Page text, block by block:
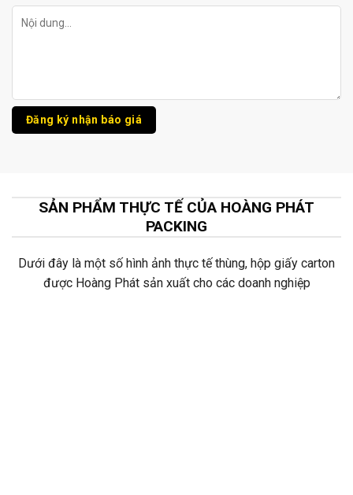
SẢN PHẨM THỰC TẾ CỦA HOÀNG PHÁT
PACKING
Dưới đây là một số hình ảnh thực tế thùng, hộp giấy carton
được Hoàng Phát sản xuất cho các doanh nghiệp